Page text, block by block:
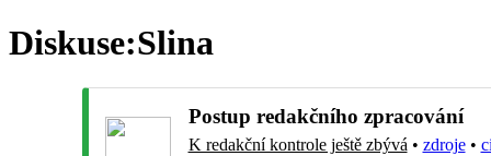
Diskuse:Slina
Postup redakčního zpracování
K redakční kontrole ještě zbývá • zdroje•